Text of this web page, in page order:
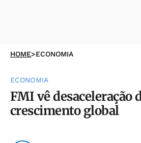
HOME>ECONOMIA
ECONOMIA
FMI vê desaceleração
crescimento global